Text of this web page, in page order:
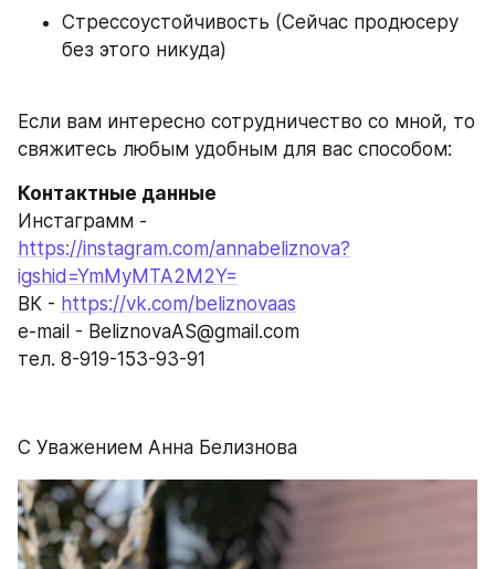
Стрессоустойчивость (Сейчас продюсеру
без этого никуда)
Если вам интересно сотрудничество со мной, то
свяжитесь любым удобным для вас способом:
Контактные данные
https://instagram.com/annabeliznova?
igshid=YmMyMTA2M2Y=
ВК - https://vk.com/beliznovaas
е-mail - BeliznovaAS@gmail.com
тел. 8-919-153-93-91
С Уважением Анна Белизнова